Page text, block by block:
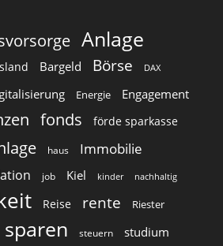
Anlage
Bargeld Börse DAX
Energie Engagement
fonds förde sparkasse
haus Immobilie
job Kiel kinder nachhaltig
Reise rente Riester
sparen steuern studium